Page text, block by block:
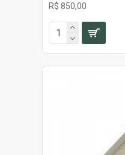
R$ 850,00